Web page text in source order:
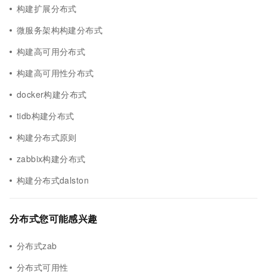
构建扩展分布式
微服务架构构建分布式
构建高可用分布式
构建高可用性分布式
docker构建分布式
tidb构建分布式
构建分布式原则
zabbix构建分布式
构建分布式dalston
分布式您可能感兴趣
分布式zab
分布式可用性